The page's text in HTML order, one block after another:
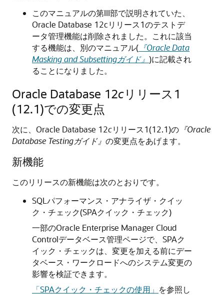
このマニュアルの第III部で説明されていた、
Oracle Database 12cリリース1のテストデ
ータ管理機能は削除されました。これに該当
する機能は、別のマニュアル( 『Oracle Data
Masking and Subsettingガイド』 )に記載され
ることになりました。
Oracle Database 12cリリース1
(12.1)での変更点
次に、Oracle Database 12cリリース1(12.1)の 『Oracle
Database Testingガイド』 の変更点をあげます。
新機能
このリリースの新機能は次のとおりです。
SQLパフォーマンス・アナライザ・クイッ
ク・チェック(SPAクイック・チェック)
一部のOracle Enterprise Manager Cloud
Controlデータベース管理ページで、SPAク
イック・チェックは、変更を加える前にデー
タベース・ワークロードへのシステム変更の
影響を検証できます。
「SPAクイック・チェックの使用」 を参照し